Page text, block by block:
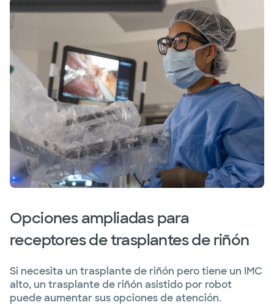
Opciones ampliadas para
receptores de trasplantes de riñón
Si necesita un trasplante de riñón pero tiene un IMC
alto, un trasplante de riñón asistido por robot
puede aumentar sus opciones de atención.